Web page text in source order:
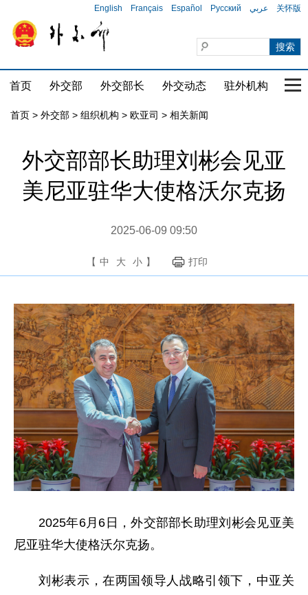
English Français Español Русский عربي 关怀版
首页 外交部 外交部长 外交动态 驻外机构 国
首页 > 外交部 > 组织机构 > 欧亚司 > 相关新闻
外交部部长助理刘彬会见亚
美尼亚驻华大使格沃尔克扬
2025-06-09 09:50
【 中 大 小 】 打印
2025年6月6日，外交部部长助理刘彬会见亚美
尼亚驻华大使格沃尔克扬。
刘彬表示，在两国领导人战略引领下，中亚关